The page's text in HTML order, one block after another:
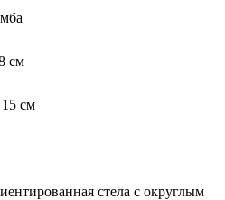
см
см
стела с округлым